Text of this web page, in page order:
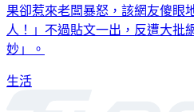
果卻惹來老闆暴怒，該網友傻眼
人！」不過貼文一出，反遭大批
妙」。
生活